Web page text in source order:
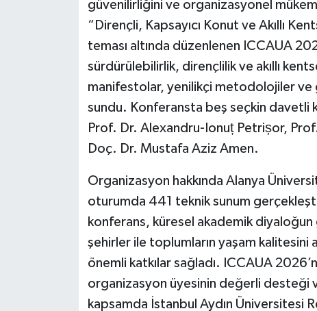
güvenilirliğini ve organizasyonel
“Dirençli, Kapsayıcı Konut ve Akıllı
teması altında düzenlenen ICCAUA
sürdürülebilirlik, dirençlilik ve akıllı
manifestolar, yenilikçi metodolojiler ve
sundu. Konferansta beş seçkin davetli
Prof. Dr. Alexandru-Ionuț Petrișor,
Doç. Dr. Mustafa Aziz Amen.
Organizasyon hakkında Alanya
oturumda 441 teknik sunum
konferans, küresel akademik
şehirler ile toplumların yaşam kalitesini
önemli katkılar sağladı. ICCAUA
organizasyon üyesinin değerli desteği
kapsamda İstanbul Aydın Üniversitesi